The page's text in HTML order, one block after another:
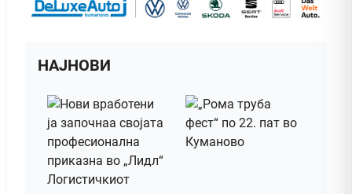
НАЈНОВИ